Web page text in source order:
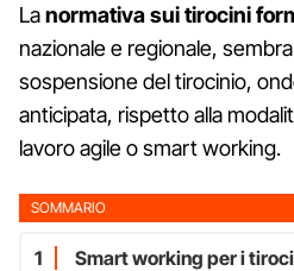
Lanormativa sui tirocini
nazionale e regionale,
sospensione del tirocinio,
anticipata, rispetto alla
lavoro agile o smart working.
SOMMARIO
1 Smart working per i